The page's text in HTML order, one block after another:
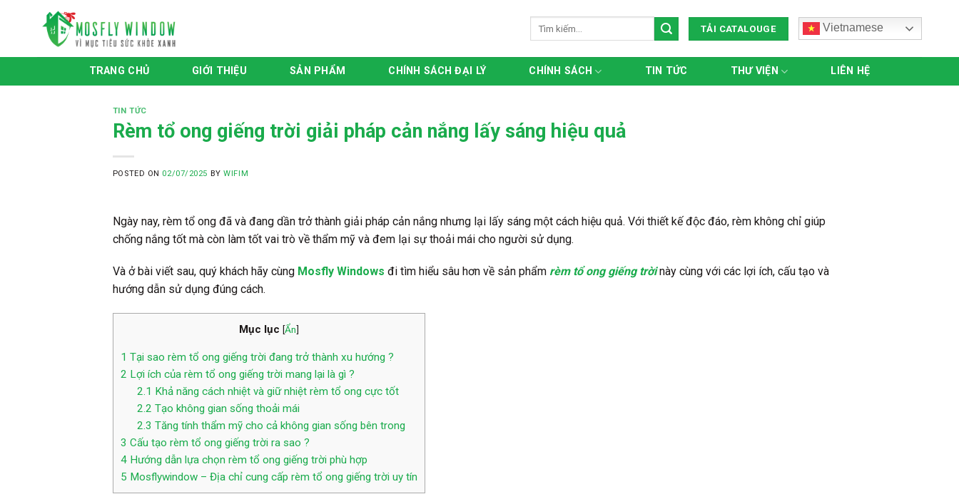
TẢI CATALOUGE Vietnamese
TRANG CHỦ GIỚI THIỆU SẢN PHẨM CHÍNH SÁCH ĐẠI LÝ CHÍNH SÁCH TIN TỨC THƯ VIỆN LIÊN HỆ
TIN TỨC
Rèm tổ ong giếng trời giải pháp cản nắng lấy sáng hiệu quả
POSTED ON 02/07/2025 BYWIFIM
Ngày nay, rèm tổ ong đã và đang dần trở thành giải pháp cản nắng nhưng lại lấy sáng một cách hiệu quả. Với thiết kế độc đáo, rèm không chỉ giúp
chống nắng tốt mà còn làm tốt vai trò về thẩm mỹ và đem lại sự thoải mái cho người sử dụng.
Và ở bài viết sau, quý khách hãy cùng Mosfly Windows đi tìm hiểu sâu hơn về sản phẩm rèm tổ ong giếng trờinày cùng với các lợi ích, cấu tạo và
hướng dẫn sử dụng đúng cách.
Mục lục [Ẩn]
1 Tại sao rèm tổ ong giếng trời đang trở thành xu hướng ?
2 Lợi ích của rèm tổ ong giếng trời mang lại là gì ?
2.1 Khả năng cách nhiệt và giữ nhiệt rèm tổ ong cực tốt
2.2 Tạo không gian sống thoải mái
2.3 Tăng tính thẩm mỹ cho cả không gian sống bên trong
3 Cấu tạo rèm tổ ong giếng trời ra sao ?
4Hướng dẫn lựa chọn rèm tổ ong giếng trời phù hợp
5 Mosflywindow – Địa chỉ cung cấp rèm tổ ong giếng trời uy tín